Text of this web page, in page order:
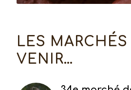
LES MARCHÉS
VENIR…